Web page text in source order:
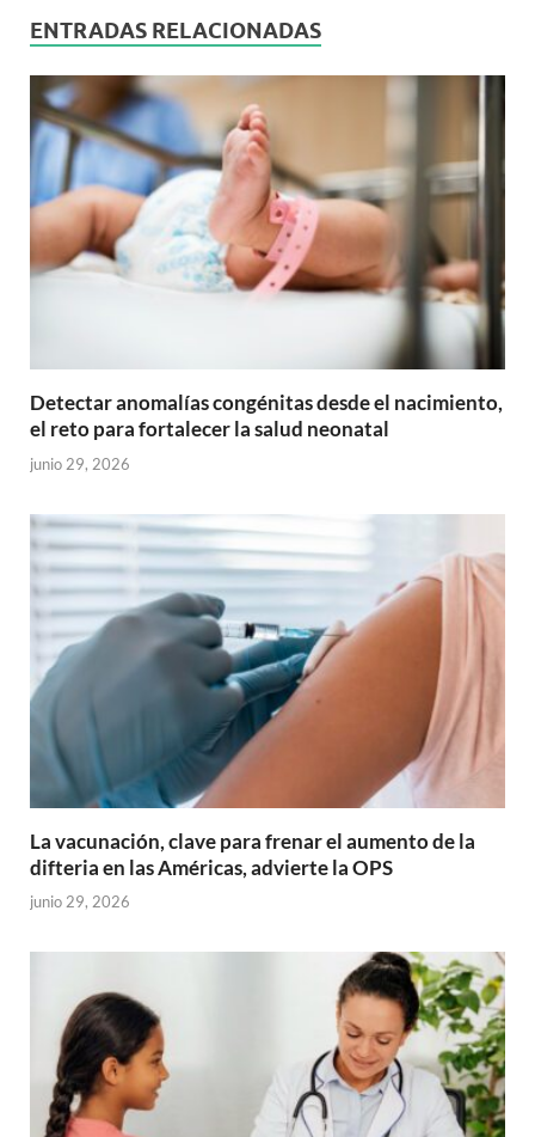
ENTRADAS RELACIONADAS
Detectar anomalías congénitas desde el nacimiento,
el reto para fortalecer la salud neonatal
junio 29, 2026
La vacunación, clave para frenar el aumento de la
difteria en las Américas, advierte la OPS
junio 29, 2026